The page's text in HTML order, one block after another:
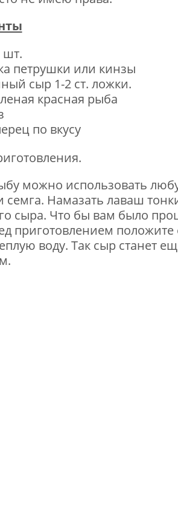
шт.
петрушки или кинзы
сыр 1-2 ст. ложки.
красная рыба
по вкусу
можно использовать
семга. Намазать лаваш
сыра. Что бы вам было
приготовлением положите
воду. Так сыр станет